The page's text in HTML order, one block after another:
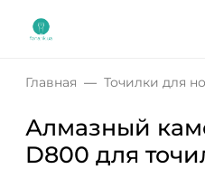
Главная Точилки для
Алмазный
D800 для